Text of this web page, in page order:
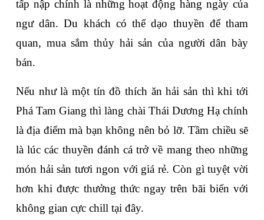
tấp nập chính là những hoạt động hàng ngày của
ngư dân. Du khách có thể dạo thuyền để tham
quan, mua sắm thủy hải sản của người dân bày
bán.
Nếu như là một tín đồ thích ăn hải sản thì khi tới
Phá Tam Giang thì làng chài Thái Dương Hạ chính
là địa điểm mà bạn không nên bỏ lỡ. Tầm chiều sẽ
là lúc các thuyền đánh cá trở về mang theo những
món hải sản tươi ngon với giá rẻ. Còn gì tuyệt vời
hơn khi được thưởng thức ngay trên bãi biển với
không gian cực chill tại đây.